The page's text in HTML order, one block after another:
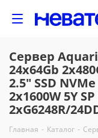
Сервер
24x64Gb
2.5" SSD
2x1600W 5Y
2xG6248R/
Главная - Каталог -